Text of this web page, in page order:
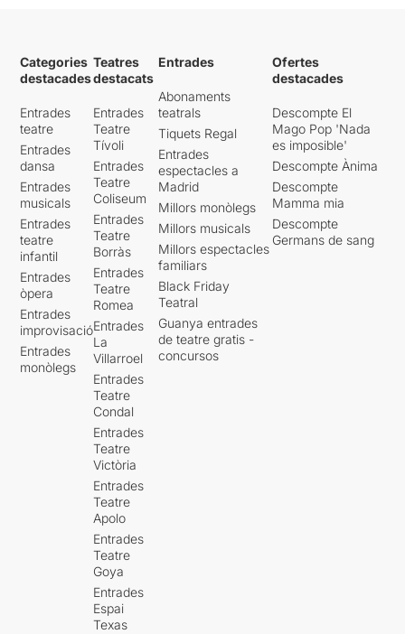
Categories
destacades
Entrades
teatre
Entrades
dansa
Entrades
musicals
Entrades
teatre
infantil
Entrades
òpera
Entrades
improvisació
Entrades
monòlegs
Teatres
destacats
Entrades
Teatre
Tívoli
Entrades
Teatre
Coliseum
Entrades
Teatre
Borràs
Entrades
Teatre
Romea
Entrades
La
Villarroel
Entrades
Teatre
Condal
Entrades
Teatre
Victòria
Entrades
Teatre
Apolo
Entrades
Teatre
Goya
Entrades
Espai
Texas
Entrades
Abonaments
teatrals
Tiquets Regal
Entrades
espectacles a
Madrid
Millors monòlegs
Millors musicals
Millors espectacles
familiars
Black Friday
Teatral
Guanya entrades
de teatre gratis -
concursos
Ofertes
destacades
Descompte El
Mago Pop 'Nada
es imposible'
Descompte Ànima
Descompte
Mamma mia
Descompte
Germans de sang